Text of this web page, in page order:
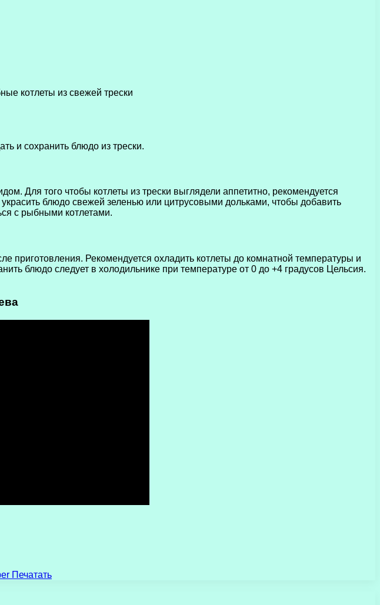
и сохранить блюдо из трески.
Для того чтобы котлеты из трески выглядели аппетитно, рекомендуется
блюдо свежей зеленью или цитрусовыми дольками, чтобы добавить
с рыбными котлетами.
приготовления. Рекомендуется охладить котлеты до комнатной температуры и
блюдо следует в холодильнике при температуре от 0 до +4 градусов Цельсия.
Печатать